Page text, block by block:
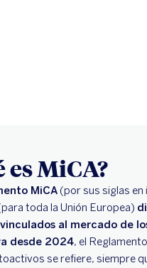
es MiCA?
MiCA (por sus siglas
toda la Unión Europea)
al mercado de
desde 2024, el
se refiere, siempre